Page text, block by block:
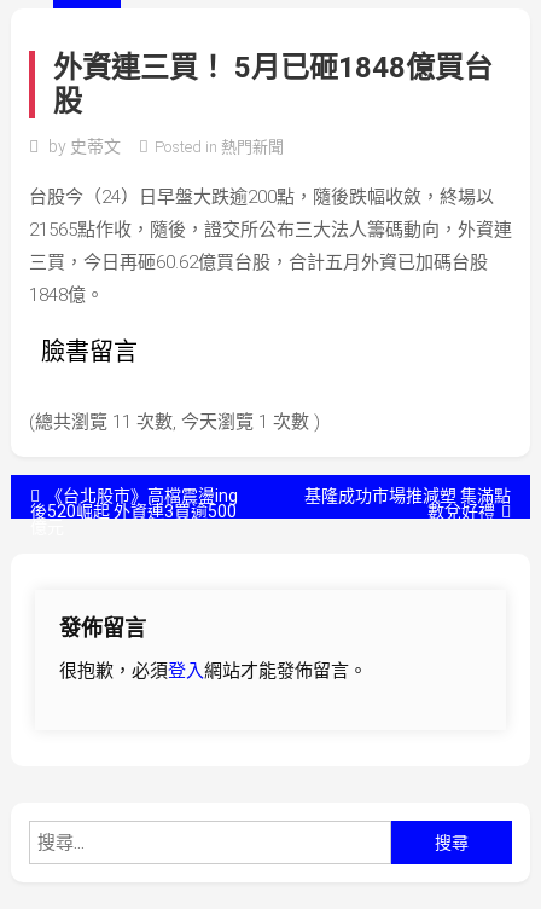
外資連三買！ 5月已砸1848億買台
股
by 史蒂文 Posted in 熱門新聞
台股今（24）日早盤大跌逾200點，隨後跌幅收斂，終場以
21565點作收，隨後，證交所公布三大法人籌碼動向，外資連
三買，今日再砸60.62億買台股，合計五月外資已加碼台股
1848億。
臉書留言
(總共瀏覽 11 次數, 今天瀏覽 1 次數 )
文 《台北股市》高檔震盪ing
後520崛起 外資連3買逾500
基隆成功市場推減塑 集滿點
數兌好禮
發佈留言
很抱歉，必須登入網站才能發佈留言。
尋